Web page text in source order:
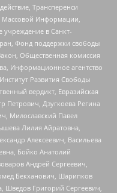
Трансперенси
Информации,
учреждение в Санкт-
Фонд поддержки свободы
Общественная комиссия
Информационное агентство
Развития Свободы
вердикт, Евразийская
Петрович, Дзугкоева Регина
Милославский Павел
Лилия Айратовна,
Алексеевич, Васильева
Бойко Анатолий
Андрей Сергеевич,
Бекханович, Шарипков
Григорий Сергеевич,